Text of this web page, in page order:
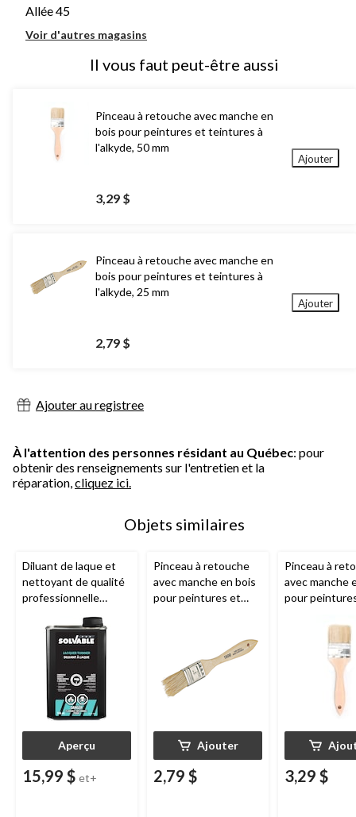
Allée 45
Voir d'autres magasins
Il vous faut peut-être aussi
Pinceau à retouche avec manche en
bois pour peintures et teintures à
l'alkyde, 50 mm
3,29 $
Ajouter
Pinceau à retouche avec manche en
bois pour peintures et teintures à
l'alkyde, 25 mm
2,79 $
Ajouter
Ajouter au registree
À l'attention des personnes résidant au Québec: pour
obtenir des renseignements sur l'entretien et la
réparation,cliquez ici.
Objets similaires
Diluant de laque et
nettoyant de qualité
professionnelle
peinture et
revêtements
automobiles
Aperçu
15,99 $ et+
Pinceau à retouche
avec manche en bois
pour peintures et
Ajouter
2,79 $
Pinceau à
avec manche
pour
3,29 $